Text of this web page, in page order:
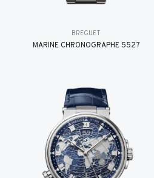
BREGUET
MARINE CHRONOGRAPHE 5527